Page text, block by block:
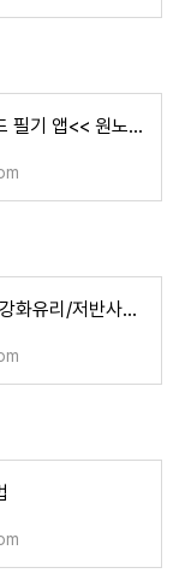
두고두고 유용한 아이패드 필기 앱<< 원노트와 굿노트 >>
아이패드 액정필름 비교(강화유리/저반사필름/종이질감)